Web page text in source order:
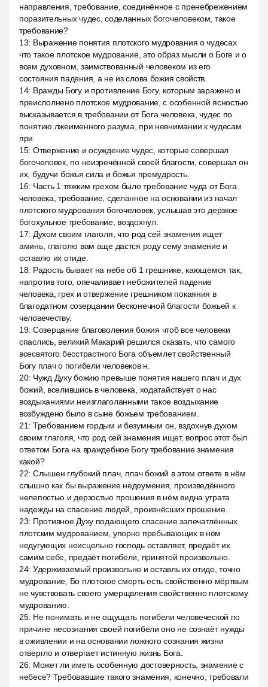
направления, требование, соединённое с пренебрежением
поразительных чудес, соделанных богочеловеком, такое
требование?
13: Выражение понятия плотского мудрования о чудесах
что такое плотское мудрование, это образ мысли о Боге и о
всем духовном, заимствованный человеком из его
состояния падения, а не из слова божия свойств.
14: Вражды Богу и противление Богу, которым заражено и
преисполнено плотское мудрование, с особенной ясностью
высказывается в требовании от Бога человека, чудес по
понятию лжеименного разума, при невнимании к чудесам
при
15: Отвержение и осуждение чудес, которые совершал
богочеловек, по неизречённой своей благости, совершал он
их, будучи божья сила и божья премудрость.
16: Часть 1 тяжким грехом было требование чуда от Бога
человека, требование, сделанное на основании из начал
плотского мудрования богочеловек, услышав это дерзкое
богохульное требование, воздохнул.
17: Духом своим глаголя, что род сей знамения ищет
аминь, глаголю вам аще дастся роду сему знамение и
оставлю их отиде.
18: Радость бывает на небе об 1 грешнике, кающемся так,
напротив того, опечаливает небожителей падение
человека, грех и отвержение грешником покаяния в
благодатном созерцании бесконечной благости божьей к
человечеству.
19: Созерцание благоволения божия чтоб все человеки
спаслись, великий Макарий решился сказать, что самого
всесвятого бесстрастного Бога объемлет свойственный
Богу плач о погибели человеков н.
20: Чужд Духу божию превыше понятия нашего плач и дух
божий, вселившись в человека, ходатайствует о нас
воздыханиями неизглаголанными такое воздыхание
возбуждено было в сыне божьем требованием.
21: Требованием гордым и безумным он, вздохнув духом
своим глаголя, что род сей знамения ищет, вопрос этот был
ответом Бога на враждебное Богу требование знамения
какой?
22: Слышен глубокий плач, плач божий в этом ответе в нём
слышно как бы выражение недоумения, произведённого
нелепостью и дерзостью прошения в нём видна утрата
надежды на спасение людей, произнёсших прошение.
23: Противное Духу подающего спасение запечатлённых
плотским мудрованием, упорно пребывающих в нём
недугующих неисцельно господь оставляет, предаёт их
самим себе, предаёт погибели, принятой произвольно.
24: Удерживаемый произвольно и оставль их отиде, точно
мудрование, Бо плотское смерть есть свойственно мёртвым
не чувствовать своего умерщвления свойственно плотскому
мудрованию.
25: Не понимать и не ощущать погибели человеческой по
причине несознания своей погибели оно не сознаёт нужды
в оживлении и на основании ложного сознания жизни
отвергло и отвергает истинную жизнь Бога.
26: Может ли иметь особенную достоверность, знамение с
небесе? Требовавшие такого знамения, конечно, требовали